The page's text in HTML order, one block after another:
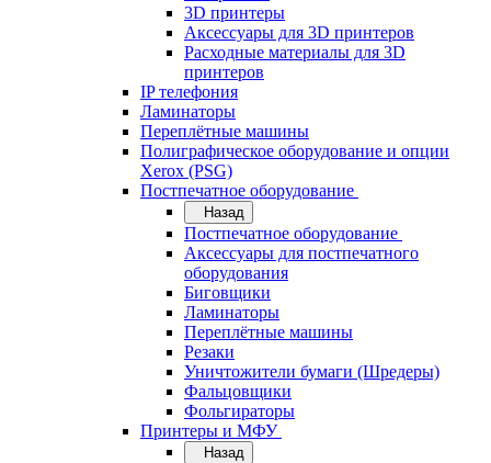
3D принтеры
Аксессуары для 3D принтеров
Расходные материалы для 3D
принтеров
IP телефония
Ламинаторы
Переплётные машины
Полиграфическое оборудование и опции
Xerox (PSG)
Постпечатное оборудование
Назад
Постпечатное оборудование
Аксессуары для постпечатного
оборудования
Биговщики
Ламинаторы
Переплётные машины
Резаки
Уничтожители бумаги (Шредеры)
Фальцовщики
Фольгираторы
Принтеры и МФУ
Назад